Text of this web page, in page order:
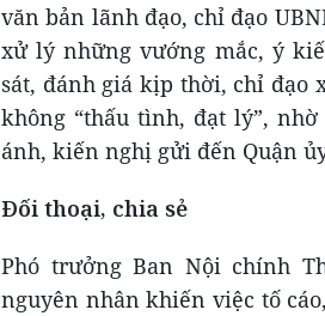
văn bản lãnh đạo, chỉ đạo
xử lý những vướng mắc, ý
sát, đánh giá kịp thời, chỉ đạo
không “thấu tình, đạt lý”,
ánh, kiến nghị gửi đến Quận
Đối thoại, chia sẻ
Phó trưởng Ban Nội chính
nguyên nhân khiến việc tố